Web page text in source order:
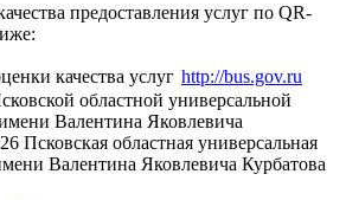
предоставления услуг по QR-
http://bus.gov.ru
областной универсальной
Валентина Яковлевича
Псковская областная универсальная
Валентина Яковлевича Курбатова